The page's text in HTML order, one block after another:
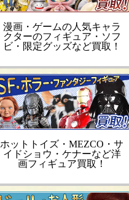
漫画・ゲームの人気キャラ
クターのフィギュア・ソフ
ビ・限定グッズなど買取！
ホットトイズ・MEZCO・サ
イドショウ・ケナーなど洋
画フィギュア買取！